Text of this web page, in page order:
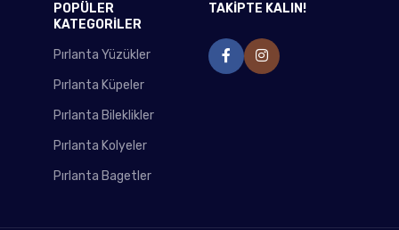
POPÜLER
KATEGORİLER
Pırlanta Yüzükler
Pırlanta Küpeler
Pırlanta Bileklikler
Pırlanta Kolyeler
Pırlanta Bagetler
TAKİPTE KALIN!